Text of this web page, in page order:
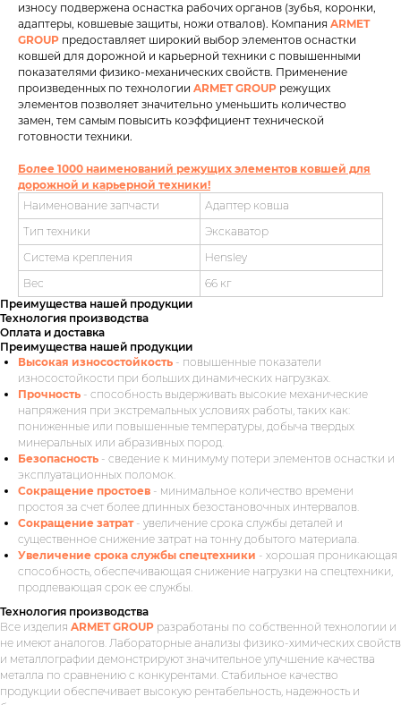
износу подвержена оснастка рабочих органов (зубья, коронки,
адаптеры, ковшевые защиты, ножи отвалов). Компания ARMET
GROUP предоставляет широкий выбор элементов оснастки
ковшей для дорожной и карьерной техники с повышенными
показателями физико-механических свойств. Применение
произведенных по технологии ARMET GROUP режущих
элементов позволяет значительно уменьшить количество
замен, тем самым повысить коэффициент технической
готовности техники.
Более 1000 наименований режущих элементов ковшей для
дорожной и карьерной техники!
Наименование запчасти
Адаптер ковша
Тип техники
Экскаватор
Система крепления
Hensley
Вес
66 кг
Преимущества нашей продукции
Технология производства
Оплата и доставка
Преимущества нашей продукции
Высокая износостойкость - повышенные показатели
износостойкости при больших динамических нагрузках.
Прочность - способность выдерживать высокие механические
напряжения при экстремальных условиях работы, таких как:
пониженные или повышенные температуры, добыча твердых
минеральных или абразивных пород.
Безопасность - сведение к минимуму потери элементов оснастки и
эксплуатационных поломок.
Сокращение простоев - минимальное количество времени
простоя за счет более длинных безостановочных интервалов.
Сокращение затрат - увеличение срока службы деталей и
существенное снижение затрат на тонну добытого материала.
Увеличение срока службы спецтехники - хорошая проникающая
способность, обеспечивающая снижение нагрузки на спецтехники,
продлевающая срок ее службы.
Технология производства
Все изделия ARMET GROUP разработаны по собственной технологии и
не имеют аналогов. Лабораторные анализы физико-химических свойств
и металлографии демонстрируют значительное улучшение качества
металла по сравнению с конкурентами. Стабильное качество
продукции обеспечивает высокую рентабельность, надежность и